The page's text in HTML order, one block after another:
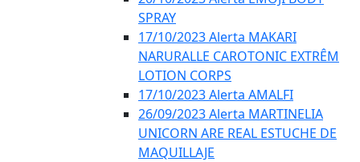
SPRAY
17/10/2023 Alerta MAKARI
NARURALLE CAROTONIC EXTRÊM
LOTION CORPS
17/10/2023 Alerta AMALFI
26/09/2023 Alerta MARTINELIA
UNICORN ARE REAL ESTUCHE DE
MAQUILLAJE